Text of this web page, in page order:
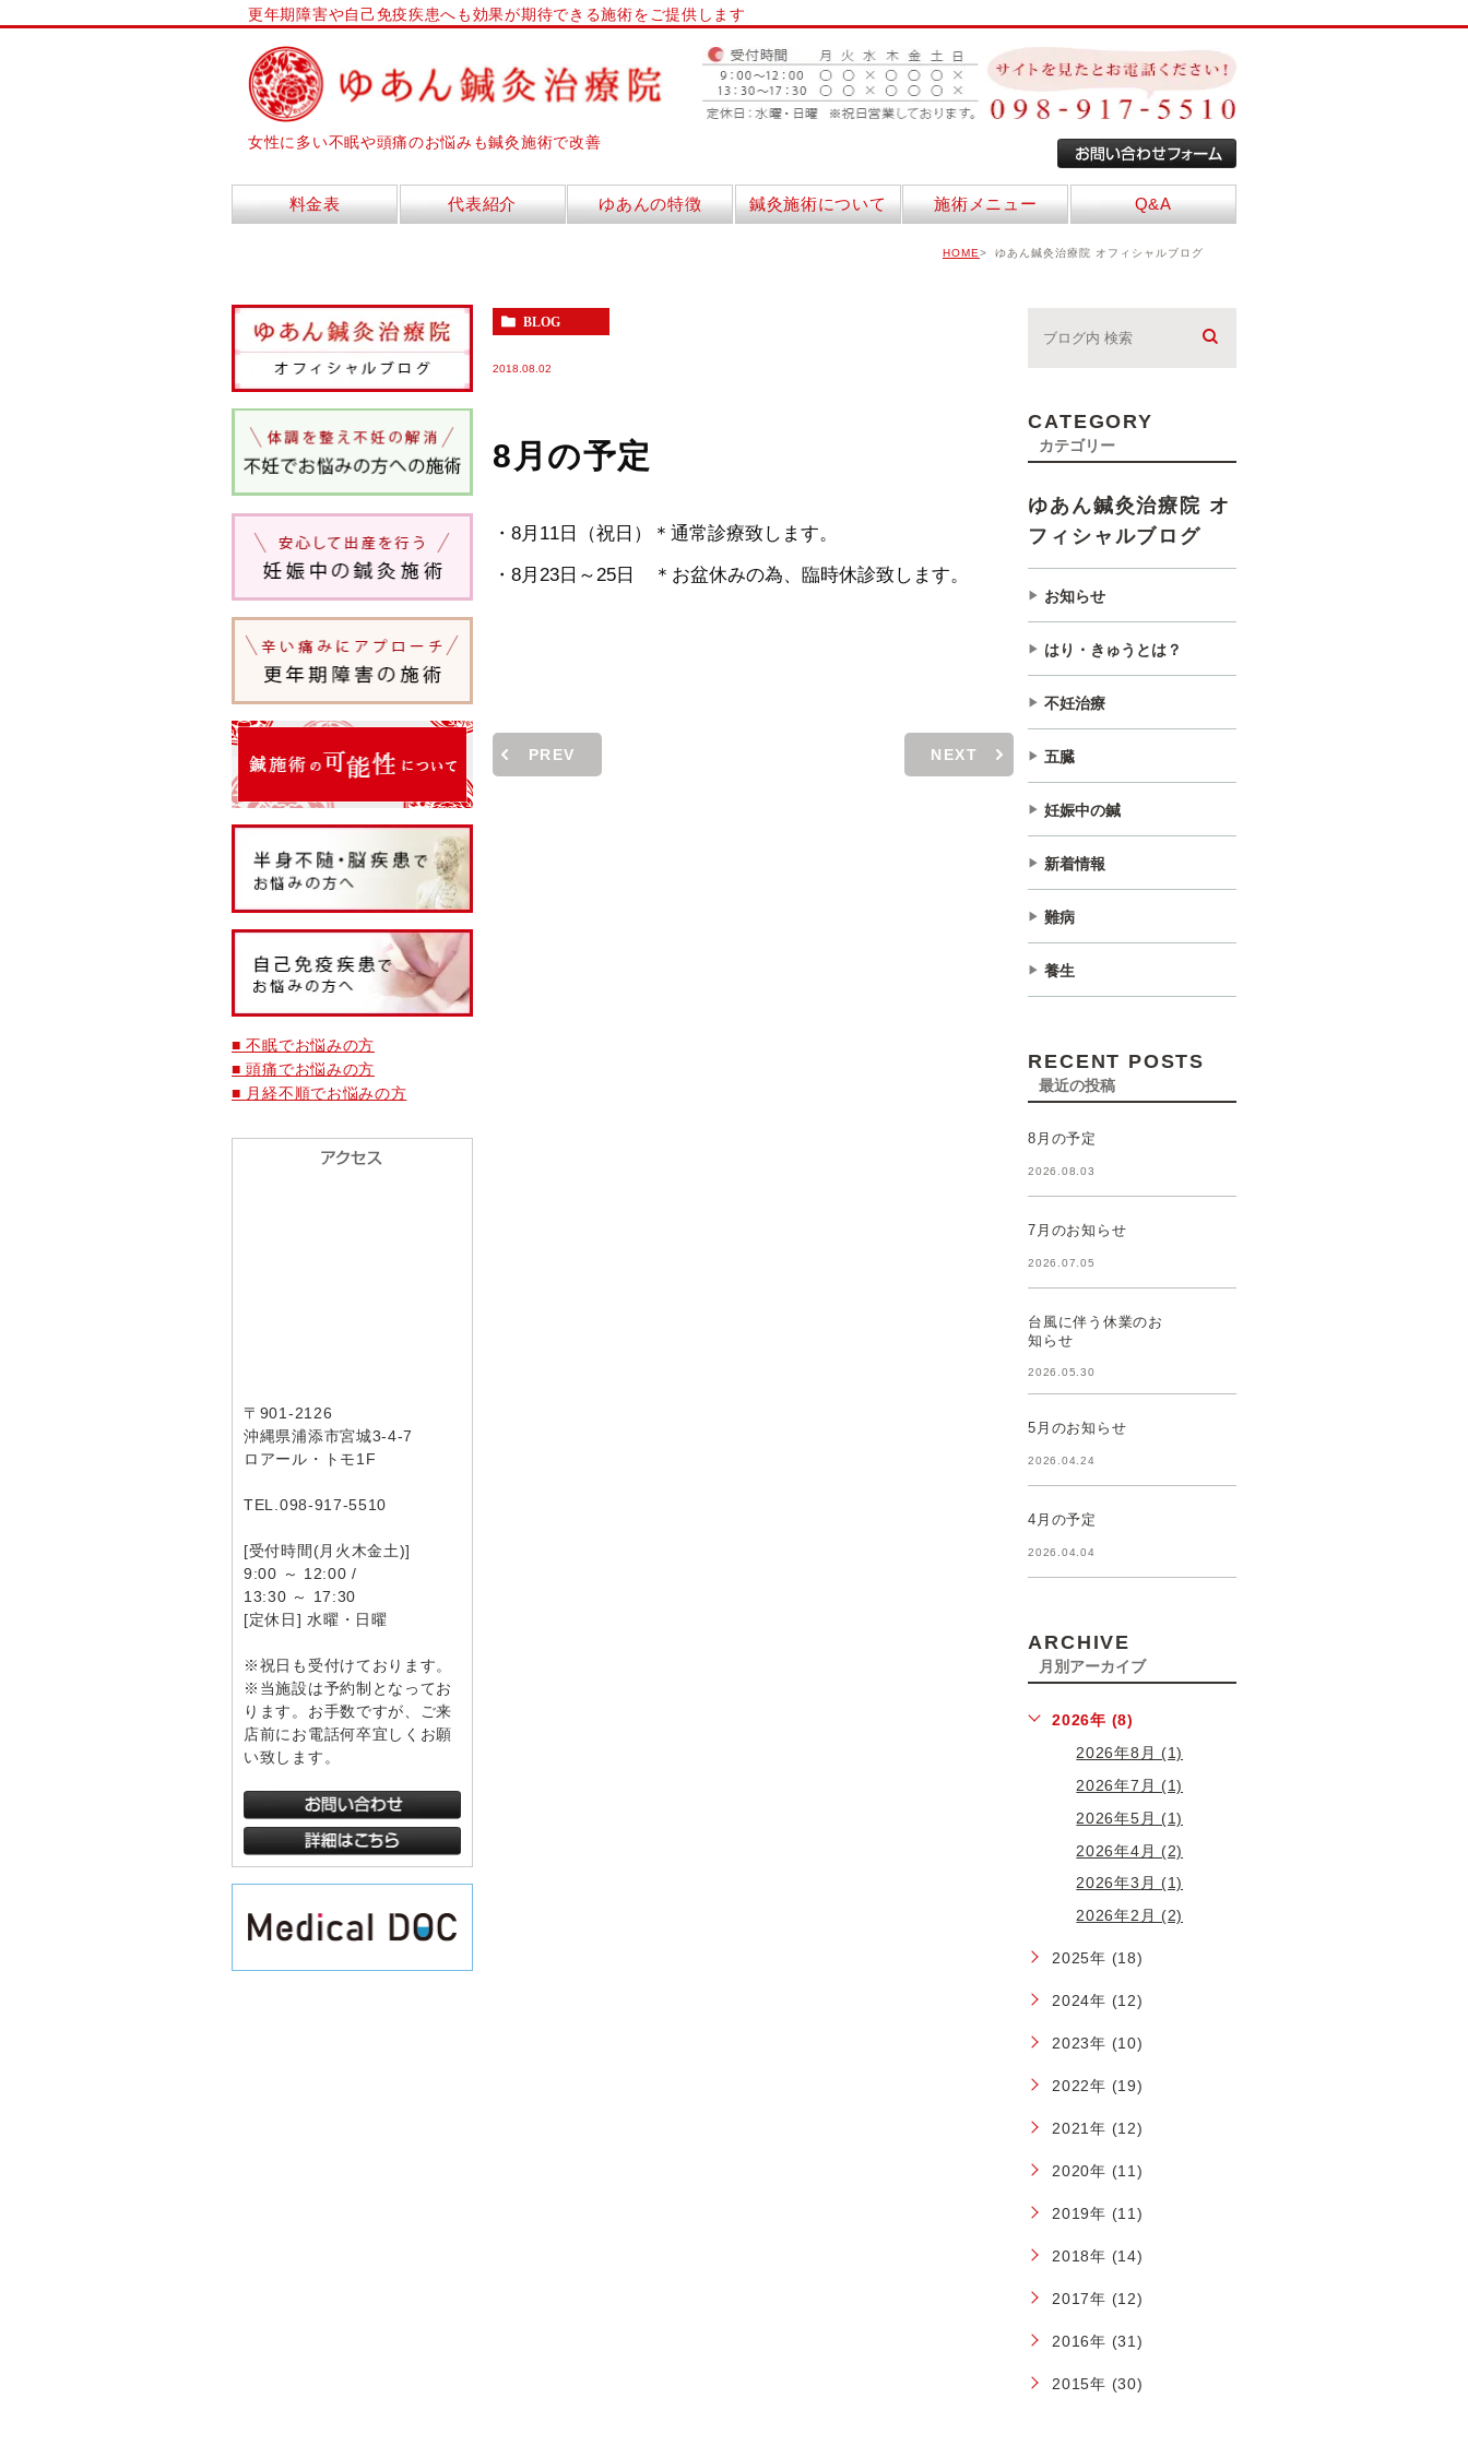
更年期障害や自己免疫疾患へも効果が期待できる施術をご提供します
女性に多い不眠や頭痛のお悩みも鍼灸施術で改善
料金表 代表紹介 ゆあんの特徴 鍼灸施術について 施術メニュー Q&A
HOME ゆあん鍼灸治療院 オフィシャルブログ
■ 不眠でお悩みの方
■ 頭痛でお悩みの方
■ 月経不順でお悩みの方
〒901-2126
沖縄県浦添市宮城3-4-7
ロアール・トモ1F
TEL.098-917-5510
[受付時間(月火木金土)]
9:00 ～ 12:00 /
13:30 ～ 17:30
[定休日] 水曜・日曜
※祝日も受付けております。
※当施設は予約制となってお
ります。お手数ですが、ご来
店前にお電話何卒宜しくお願
い致します。
BLOG
2018.08.02
8月の予定
・8月11日（祝日）＊通常診療致します。
・8月23日～25日 ＊お盆休みの為、臨時休診致します。
PREV NEXT
CATEGORY
カテゴリー
ゆあん鍼灸治療院 オ
フィシャルブログ
お知らせ
はり・きゅうとは？
不妊治療
五臓
妊娠中の鍼
新着情報
難病
養生
RECENT POSTS
最近の投稿
8月の予定
2026.08.03
7月のお知らせ
2026.07.05
台風に伴う休業のお
知らせ
2026.05.30
5月のお知らせ
2026.04.24
4月の予定
2026.04.04
ARCHIVE
月別アーカイブ
2026年 (8)
2026年8月 (1)
2026年7月 (1)
2026年5月 (1)
2026年4月 (2)
2026年3月 (1)
2026年2月 (2)
2025年 (18)
2024年 (12)
2023年 (10)
2022年 (19)
2021年 (12)
2020年 (11)
2019年 (11)
2018年 (14)
2017年 (12)
2016年 (31)
2015年 (30)